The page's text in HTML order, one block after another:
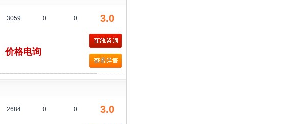
3059 0 0 3.0
价格电询
2684 0 0 3.0